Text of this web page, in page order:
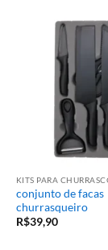
KITS PARA
conjunto de facas
churrasqueiro
R$39,90